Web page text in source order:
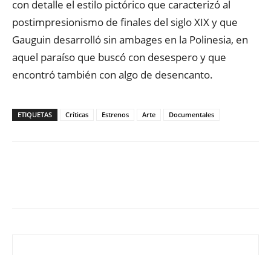
con detalle el estilo pictórico que caracterizó al
postimpresionismo de finales del siglo XIX y que
Gauguin desarrolló sin ambages en la Polinesia, en
aquel paraíso que buscó con desespero y que
encontró también con algo de desencanto.
ETIQUETAS Críticas Estrenos Arte Documentales